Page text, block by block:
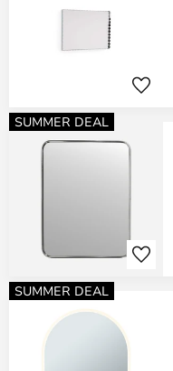
SUMMER DEAL
SUMMER DEAL